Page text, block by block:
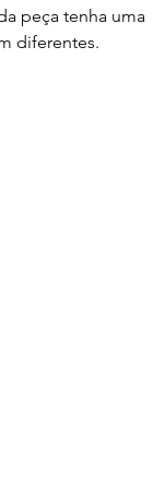
peça tenha uma
diferentes.